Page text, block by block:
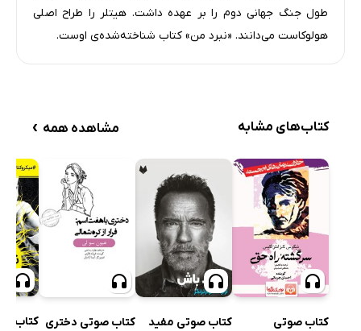
طول جنگ جهانی دوم را بر عهده داشت. هیتلر را طراح اصلی
هولوکاست می‌دانند. «نبرد من» کتاب شناخته‌شده‌ی اوست.
کتاب‌های مشابه مشاهده همه ›
کتاب صوتی
کتاب صوتی مفید
کتاب صوتی دختری کتاب